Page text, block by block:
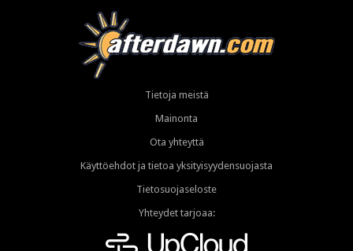
Tietoja meistä
Mainonta
Ota yhteyttä
Käyttöehdot ja tietoa yksityisyydensuojasta
Tietosuojaseloste
Yhteydet tarjoaa: